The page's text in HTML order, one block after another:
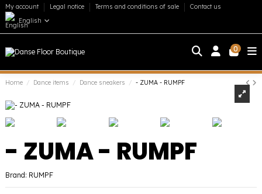
My account Legal notice Terms and conditions of sale
Contact us
English
0
Home Dance items Dance sneakers - ZUMA - RUMPF
- ZUMA - RUMPF
Brand: RUMPF